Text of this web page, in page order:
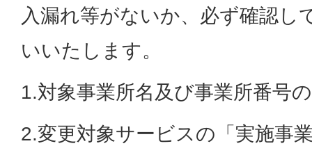
入漏れ等がないか、必ず確認し
いいたします。
1.対象事業所名及び事業所番号
2.変更対象サービスの「実施事